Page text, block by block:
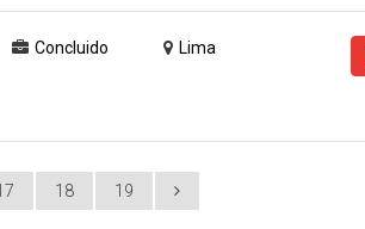
Concluido Lima
18 19